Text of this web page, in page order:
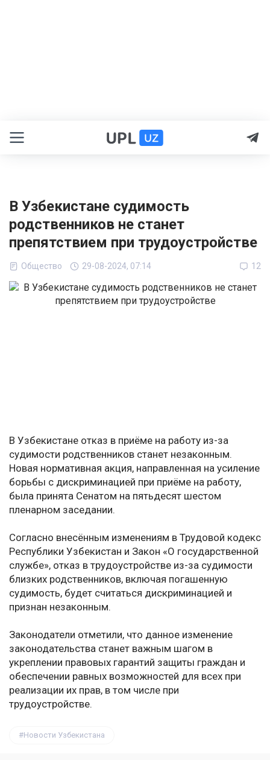
В Узбекистане судимость
родственников не станет
препятствием при трудоустройстве
Общество 29-08-2024, 07:14 12
В Узбекистане отказ в приёме на работу из-за
судимости родственников станет незаконным.
Новая нормативная акция, направленная на усиление
борьбы с дискриминацией при приёме на работу,
была принята Сенатом на пятьдесят шестом
пленарном заседании.
Согласно внесённым изменениям в Трудовой кодекс
Республики Узбекистан и Закон «О государственной
службе», отказ в трудоустройстве из-за судимости
близких родственников, включая погашенную
судимость, будет считаться дискриминацией и
признан незаконным.
Законодатели отметили, что данное изменение
законодательства станет важным шагом в
укреплении правовых гарантий защиты граждан и
обеспечении равных возможностей для всех при
реализации их прав, в том числе при
трудоустройстве.
Новости Узбекистана